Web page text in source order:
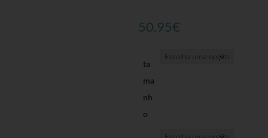
50.95€
ta
ma
nh
o